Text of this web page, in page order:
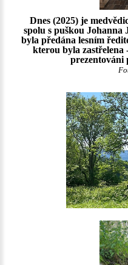
Dnes (2025) je
spolu s puškou Johanna
byla předána lesním
kterou byla zastřelena
prezentováni